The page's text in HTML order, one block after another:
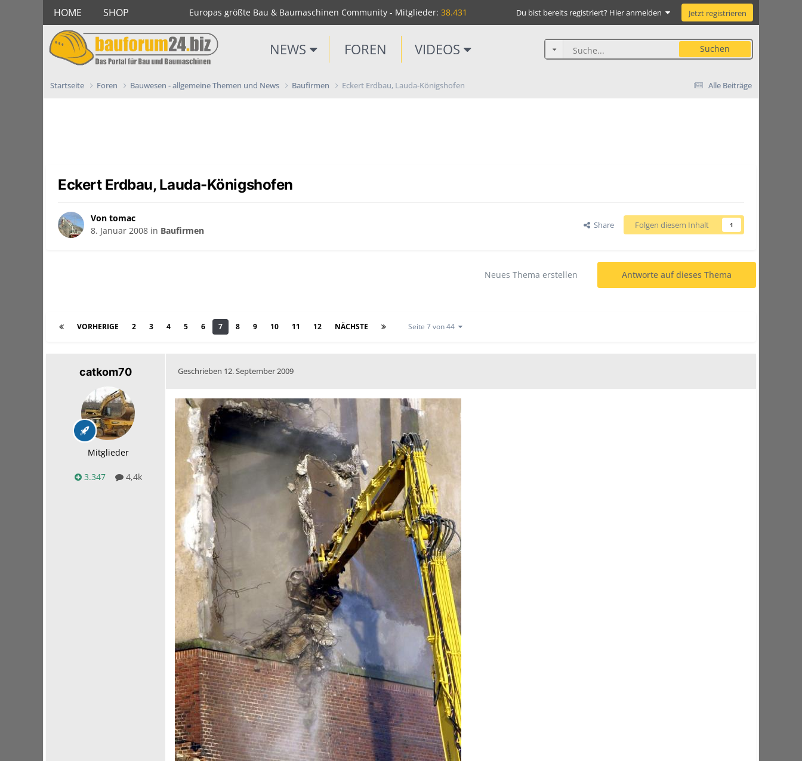
HOME SHOP Europas größte Bau & Baumaschinen Community - Mitglieder: 38.431 Du bist bereits registriert? Hier anmelden Jetzt registrieren
NEWS FOREN VIDEOS Suchen
Alle Beiträge
Startseite Foren Bauwesen - allgemeine Themen und News Baufirmen Eckert Erdbau, Lauda-Königshofen
Eckert Erdbau, Lauda-Königshofen
Von tomac
8. Januar 2008 in Baufirmen Share Folgen diesem Inhalt 1
Antworte auf dieses Thema
Neues Thema erstellen
VORHERIGE 2 3 4 5 6 7 8 9 10 11 12 NÄCHSTE Seite 7 von 44
catkom70
Mitglieder
3.347 4,4k
Geschrieben 12. September 2009